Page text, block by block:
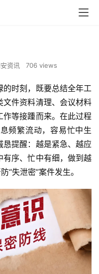
资讯 706 views
的时刻，既要总结全年工
件资料清理、会议材料
等接踵而来。在此过程
频繁流动，容易忙中生
提醒：越是紧急、越应
序、忙中有细，做到越
“失泄密”案件发生。